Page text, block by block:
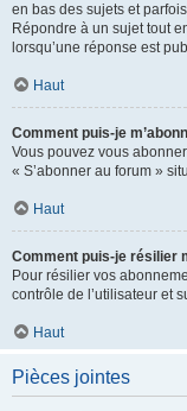
en bas des sujets et
Répondre à un sujet tout
lorsqu’une réponse est
Haut
Comment puis-je
Vous pouvez vous
« S’abonner au forum »
Haut
Comment puis-je résilier
Pour résilier vos
contrôle de l’utilisateur et
Haut
Pièces jointes